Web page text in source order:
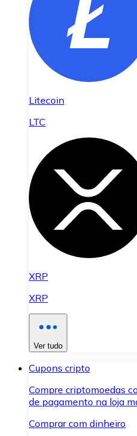
Litecoin
LTC
XRP
XRP
Ver tudo
Cupons cripto
Compre criptomoedas
de pagamento na loja
Comprar com dinheiro